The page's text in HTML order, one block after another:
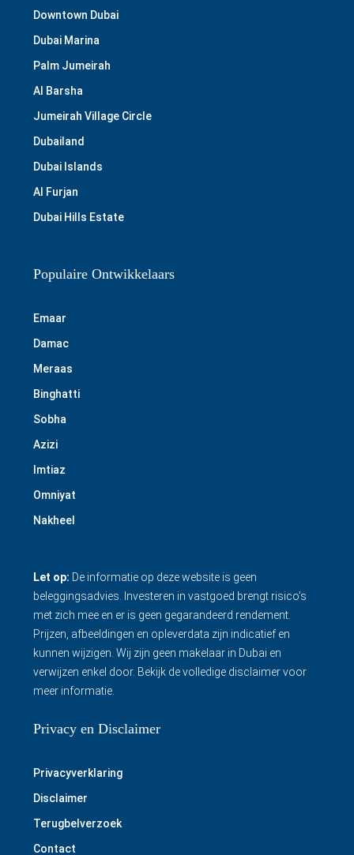
Downtown Dubai
Dubai Marina
Palm Jumeirah
Al Barsha
Jumeirah Village Circle
Dubailand
Dubai Islands
Al Furjan
Dubai Hills Estate
Populaire Ontwikkelaars
Emaar
Damac
Meraas
Binghatti
Sobha
Azizi
Imtiaz
Omniyat
Nakheel
Let op: De informatie op deze website is geen
beleggingsadvies. Investeren in vastgoed brengt risico’s
met zich mee en er is geen gegarandeerd rendement.
Prijzen, afbeeldingen en opleverdata zijn indicatief en
kunnen wijzigen. Wij zijn geen makelaar in Dubai en
verwijzen enkel door. Bekijk de volledige disclaimervoor
meer informatie.
Privacy en Disclaimer
Privacyverklaring
Disclaimer
Terugbelverzoek
Contact